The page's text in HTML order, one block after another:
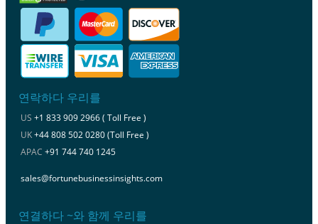
연락하다 우리를
US +1 833 909 2966 ( Toll Free )
UK+44 808 502 0280 (Toll Free )
APAC +91 744 740 1245
sales@fortunebusinessinsights.com
연결하다 ~와 함께 우리를